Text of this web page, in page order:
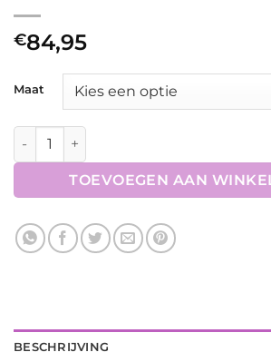
€84,95
Maat
Vliegendeken met halsstuk aantal
TOEVOEGEN AAN
BESCHRIJVING